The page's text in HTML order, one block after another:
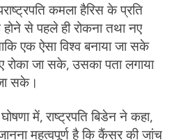
कमला हैरिस के प्रति
से पहले ही रोकना तथा नए
एक ऐसा विश्व बनाया जा सके
जा सके, उसका पता लगाया
सके।
में, राष्ट्रपति बिडेन ने कहा,
महत्वपूर्ण है कि कैंसर की जांच